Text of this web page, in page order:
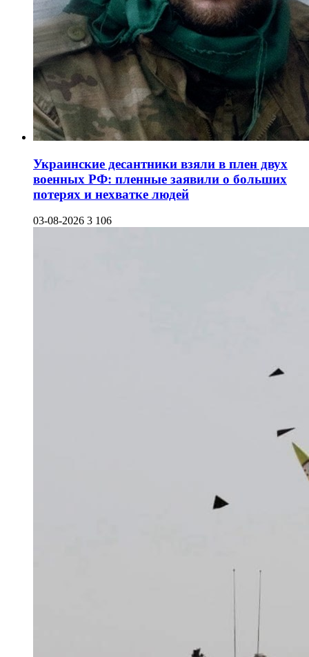
Украинские десантники взяли в плен двух
военных РФ: пленные заявили о больших
потерях и нехватке людей
03-08-2026 3 106